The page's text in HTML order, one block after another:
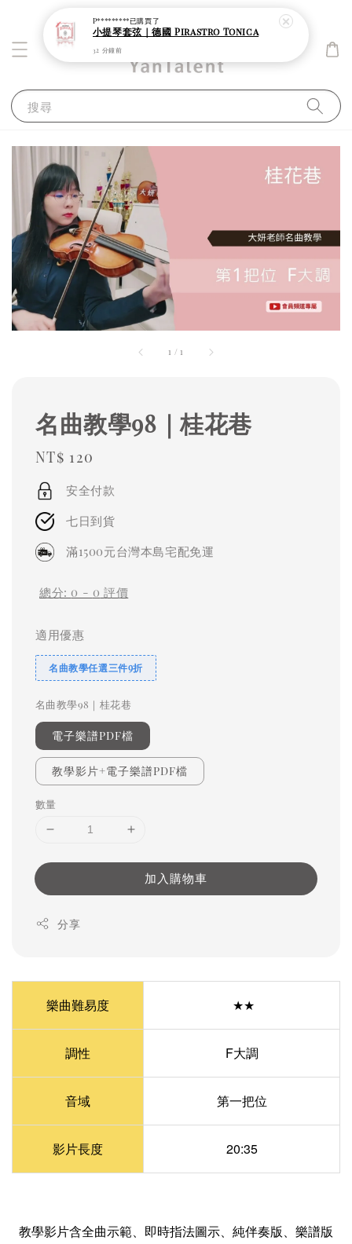
搜尋
1 / 1
名曲教學98｜桂花巷
Regular
price
NT$ 120
安全付款
七日到貨
滿1500元台灣本島宅配免運
總分: 0 - 0 評價
適用優惠
名曲教學任選三件9折
名曲教學98｜桂花巷
電子樂譜PDF檔
教學影片+電子樂譜PDF檔
數量
加入購物車
分享
樂曲難易度 ★★
調性 F大調
音域 第一把位
影片長度 20:35
教學影片含全曲示範、即時指法圖示、純伴奏版、樂譜版
P*********已購買了
小提琴套弦｜德國 Pirastro Tonica
32 分鐘前